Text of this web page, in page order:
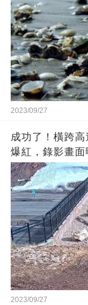
2023/09/27
成功了！橫跨
爆紅，錄影畫
歡呼
2023/09/27